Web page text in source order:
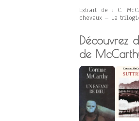
Extrait de : C.
chevaux – La
Découvrez
de